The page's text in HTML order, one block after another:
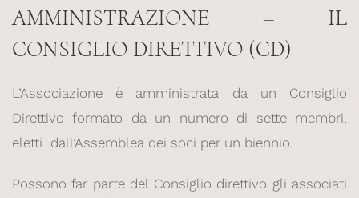
AMMINISTRAZIONE – IL
CONSIGLIO DIRETTIVO (CD)
L’Associazione è amministrata da un Consiglio
Direttivo formato da un numero di sette membri,
eletti dall’Assemblea dei soci per un biennio.
Possono far parte del Consiglio direttivo gli associati